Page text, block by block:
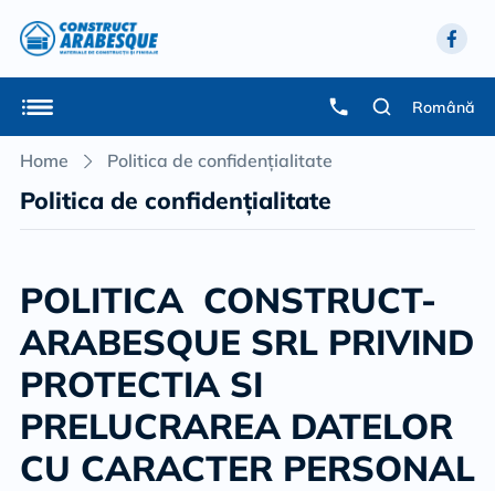
Română
Home Politica de confidențialitate
Politica de confidențialitate
POLITICA CONSTRUCT-
ARABESQUE SRL PRIVIND
PROTECTIA SI
PRELUCRAREA DATELOR
CU CARACTER PERSONAL